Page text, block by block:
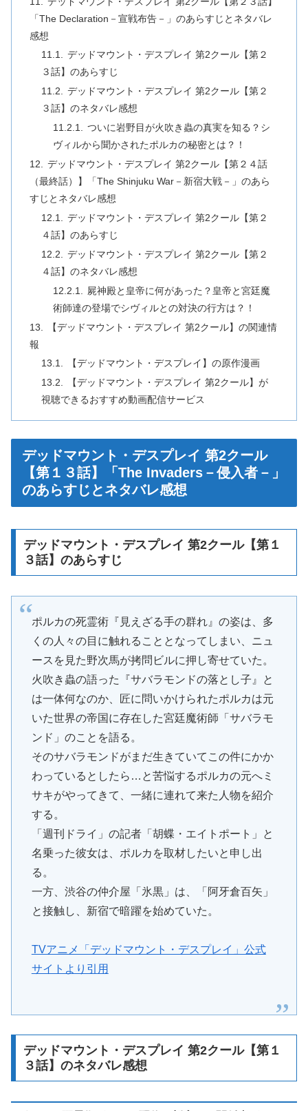
「The Declaration－宣戦布告－」のあらすじとネタバレ
感想
デッドマウント・デスプレイ 第2クール【第２
３話】のあらすじ
デッドマウント・デスプレイ 第2クール【第２
３話】のネタバレ感想
ついに岩野目が火吹き蟲の真実を知る？シ
ヴィルから聞かされたポルカの秘密とは？！
デッドマウント・デスプレイ 第2クール【第２４話
（最終話）】「The Shinjuku War－新宿大戦－」のあら
すじとネタバレ感想
デッドマウント・デスプレイ 第2クール【第２
４話】のあらすじ
デッドマウント・デスプレイ 第2クール【第２
４話】のネタバレ感想
屍神殿と皇帝に何があった？皇帝と宮廷魔
術師達の登場でシヴィルとの対決の行方は？！
【デッドマウント・デスプレイ 第2クール】の関連情
報
【デッドマウント・デスプレイ】の原作漫画
【デッドマウント・デスプレイ 第2クール】が
視聴できるおすすめ動画配信サービス
デッドマウント・デスプレイ 第2クール
【第１３話】「The Invaders－侵入者－」
のあらすじとネタバレ感想
デッドマウント・デスプレイ 第2クール【第１
３話】のあらすじ
ポルカの死霊術『見えざる手の群れ』の姿は、多
くの人々の目に触れることとなってしまい、ニュ
ースを見た野次馬が拷問ビルに押し寄せていた。
火吹き蟲の語った『サバラモンドの落とし子』と
は一体何なのか、匠に問いかけられたポルカは元
いた世界の帝国に存在した宮廷魔術師「サバラモ
ンド」のことを語る。
そのサバラモンドがまだ生きていてこの件にかか
わっているとしたら…と苦悩するポルカの元へミ
サキがやってきて、一緒に連れて来た人物を紹介
する。
「週刊ドライ」の記者「胡蝶・エイトポート」と
名乗った彼女は、ポルカを取材したいと申し出
る。
一方、渋谷の仲介屋「氷黒」は、「阿牙倉百矢」
と接触し、新宿で暗躍を始めていた。
TVアニメ「デッドマウント・デスプレイ」公式
サイトより引用
デッドマウント・デスプレイ 第2クール【第１
３話】のネタバレ感想